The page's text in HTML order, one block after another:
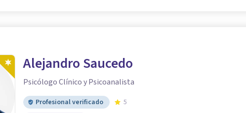
Alejandro Saucedo
Psicólogo Clínico y Psicoanalista
Profesional verificado
5